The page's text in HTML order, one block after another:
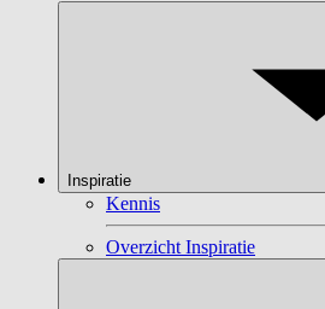
Inspiratie
Kennis
Overzicht Inspiratie